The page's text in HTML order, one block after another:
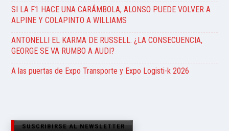
SI LA F1 HACE UNA CARÁMBOLA, ALONSO PUEDE VOLVER A
ALPINE Y COLAPINTO A WILLIAMS
ANTONELLI EL KARMA DE RUSSELL. ¿LA CONSECUENCIA,
GEORGE SE VA RUMBO A AUDI?
A las puertas de Expo Transporte y Expo Logisti-k 2026
SUSCRIBIRSE AL NEWSLETTER